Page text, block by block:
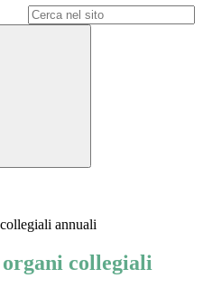
annuali
collegiali